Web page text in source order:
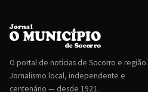
O portal de notícias de Socorro e região.
Jornalismo local, independente e
centenário — desde 1921.